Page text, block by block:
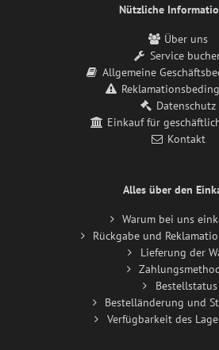
Nützliche
Über uns
Service
Allgemeine
Datenschutz
Einkauf für
Kontakt
Alles über den
Warum bei uns
Rückgabe und
Lieferung der
Bestellstatus
Bestelländerung und
Verfügbarkeit des